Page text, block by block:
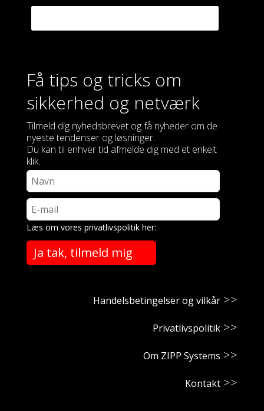
Få tips og tricks om
sikkerhed og netværk
Tilmeld dig nyhedsbrevet og få nyheder om de
nyeste tendenser og løsninger.
Du kan til enhver tid afmelde dig med et enkelt
klik.
Læs om vores privatlivspolitik her:
Ja tak, tilmeld mig
Handelsbetingelser og vilkår
Privatlivspolitik
Om ZIPP Systems
Kontakt